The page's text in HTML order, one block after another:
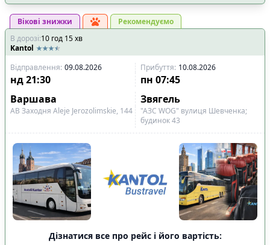
Вікові знижки
Рекомендуємо
В дорозі:10 год 15хв
Kantol
Відправлення: 09.08.2026 Прибуття: 10.08.2026
нд21:30 пн 07:45
Варшава
Звягель
АВ Заходня Aleje Jerozolimskie, 144
"АЗС WOG" вулиця Шевченка;
будинок 43
Дізнатися все про рейс і його вартість: